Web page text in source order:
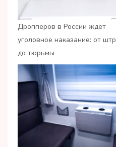
Дропперов в России ждет
уголовное наказание: от
до тюрьмы